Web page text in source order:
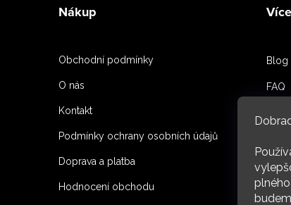
Nákup
Obchodní podmínky
O nás
Kontakt
Podmínky ochrany osobních údajů
Doprava a platba
Hodnocení obchodu
Blog
FAQ
O